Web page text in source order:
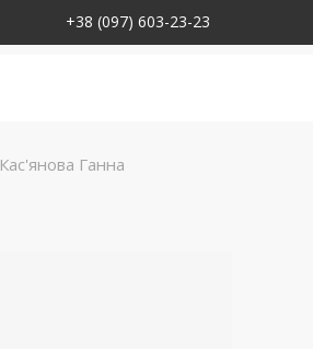
+38 (097) 603-23-23
Кас'янова Ганна